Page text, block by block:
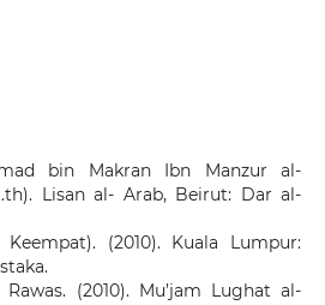
bin Makran Ibn Manzur al-
Lisan al- Arab, Beirut: Dar al-
(2010). Kuala Lumpur:
(2010). Mu’jam Lughat al-